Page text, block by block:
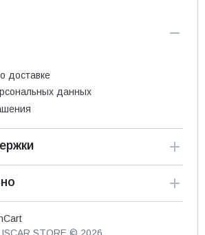
доставке
данных